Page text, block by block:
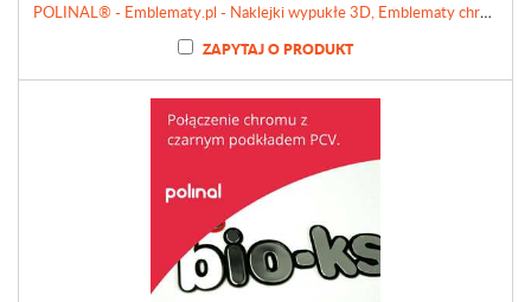
POLINAL® - Emblematy.pl - Naklejki wypukłe 3D, Emblematy chromowane, Tabliczki, Etykiety
ZAPYTAJ O PRODUKT